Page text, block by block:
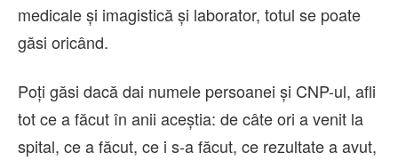
medicale și imagistică și laborator, totul se poate
găsi oricând.
Poți găsi dacă dai numele persoanei și CNP-ul, afli
tot ce a făcut în anii aceștia: de câte ori a venit la
spital, ce a făcut, ce i s-a făcut, ce rezultate a avut,